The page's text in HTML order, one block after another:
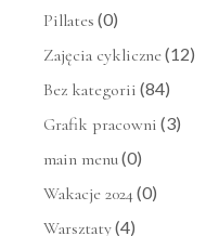
Pillates (0)
Zajęcia cykliczne(12)
Bez kategorii (84)
Grafik pracowni (3)
main menu(0)
Wakacje 2024(0)
Warsztaty(4)